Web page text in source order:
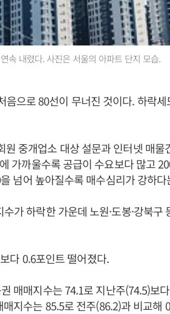
속 내렸다. 사진은 서울의 아파트 단지 모습.
음으로 80선이 무너진 것이다. 하락
중개업소 대상 설문과 인터넷 매물
가까울수록 공급이 수요보다 많고
넘어 높아질수록 매수심리가 강하
가 하락한 가운데 노원·도봉·강북구
다 0.6포인트 떨어졌다.
매매지수는 74.1로 지난주(74.5)보
매지수는 85.5로 전주(86.2)과 비교해